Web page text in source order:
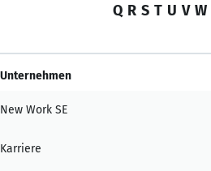
Q R S T U V W
Unternehmen
New Work SE
Karriere